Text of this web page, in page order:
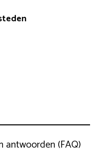
antwoorden (FAQ)